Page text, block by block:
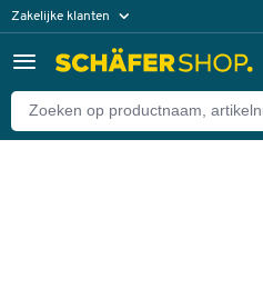
Zakelijke klanten
Particuliere klanten
Terug